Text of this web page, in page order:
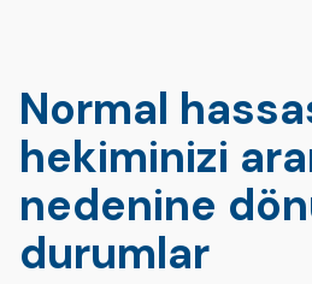
Normal
hekiminizi
nedenine
durumlar